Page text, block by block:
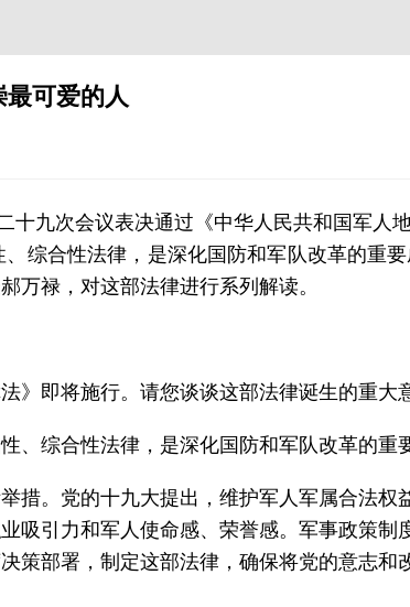
可爱的人
十九次会议表决通过《中华人民共和国军
综合性法律，是深化国防和军队改革的重
万禄，对这部法律进行系列解读。
》即将施行。请您谈谈这部法律诞生的重大
、综合性法律，是深化国防和军队改革的重
措。党的十九大提出，维护军人军属合法
吸引力和军人使命感、荣誉感。军事政策
策部署，制定这部法律，确保将党的意志